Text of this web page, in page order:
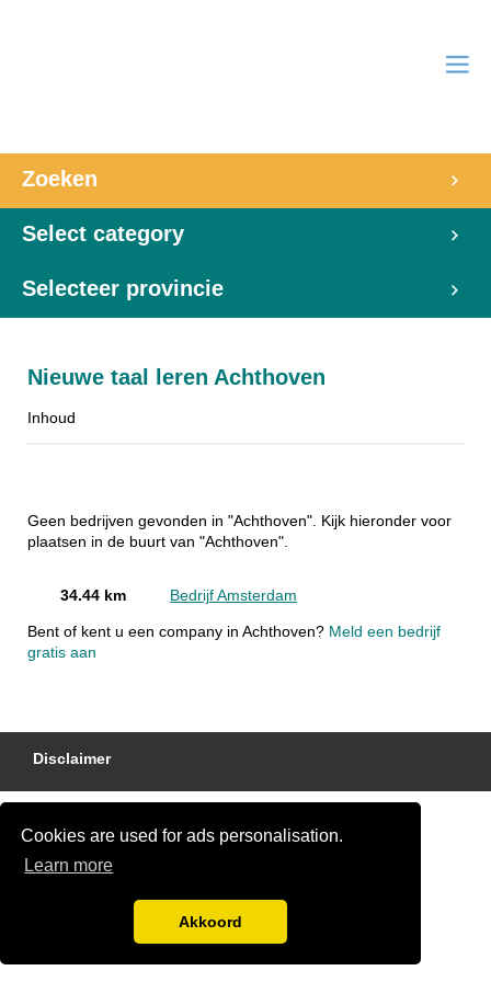
Cookies are used for ads personalisation.
Learn more
Akkoord
Zoeken
Select category
Selecteer provincie
Nieuwe taal leren Achthoven
Inhoud
Geen bedrijven gevonden in "Achthoven". Kijk hieronder voor
plaatsen in de buurt van "Achthoven".
34.44 km Bedrijf Amsterdam
Bent of kent u een company in Achthoven? Meld een bedrijf
gratis aan
Disclaimer